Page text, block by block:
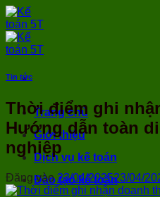
Bỏ
qua
nội
dung
Trang chủ
Giới thiệu
Dịch vụ kế toán
Đào tạo kế toán
Tin tức
Thời điểm ghi
Hướng dẫn toàn
nghiệp
Đăng vào23/04/202523/04/